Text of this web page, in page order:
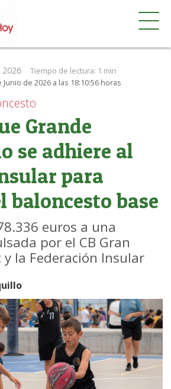
2026 Tiempo de lectura: 1 min
de 2026 a las 18:10:56 horas
Grande
se adhiere al
para
base
euros a una
por el CB Gran
la Federación Insular